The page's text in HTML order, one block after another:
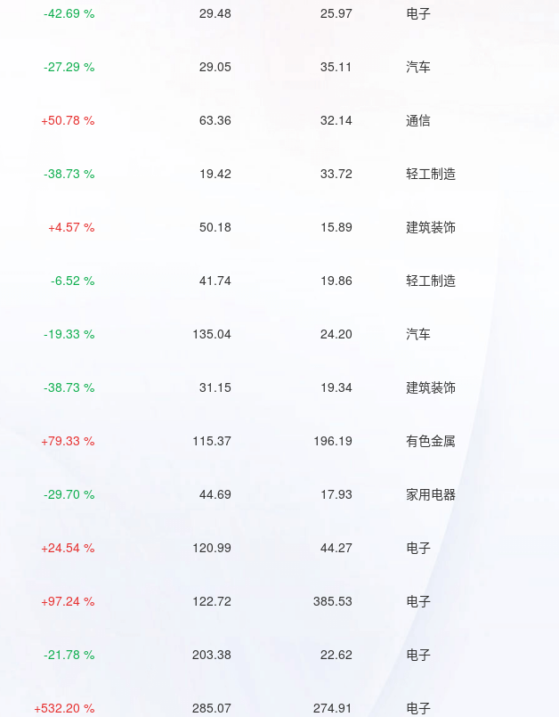
-42.69 % 29.48 25.97 电子
-27.29 % 29.05 35.11 汽车
+50.78 % 63.36 32.14 通信
-38.73 % 19.42 33.72 轻工制造
+4.57 % 50.18 15.89 建筑装饰
-6.52 % 41.74 19.86 轻工制造
-19.33 % 135.04 24.20 汽车
-38.73 % 31.15 19.34 建筑装饰
+79.33 % 115.37 196.19 有色金属
-29.70 % 44.69 17.93 家用电器
+24.54 % 120.99 44.27 电子
+97.24 % 122.72 385.53 电子
-21.78 % 203.38 22.62 电子
+532.20 % 285.07 274.91 电子